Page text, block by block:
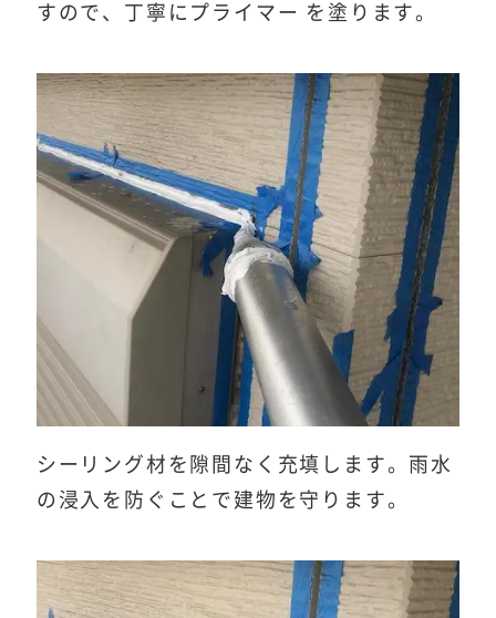
すので、丁寧にプライマー を塗ります。
シーリング材を隙間なく充填します。雨水
の浸入を防ぐことで建物を守ります。